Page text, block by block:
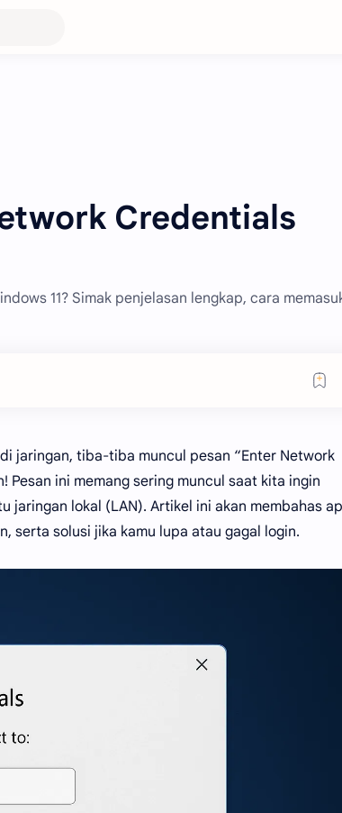
Credentials
11? Simak penjelasan lengkap, cara
jaringan, tiba-tiba muncul pesan “Enter Network
Pesan ini memang sering muncul saat kita ingin
jaringan lokal (LAN). Artikel ini akan membahas
serta solusi jika kamu lupa atau gagal login.